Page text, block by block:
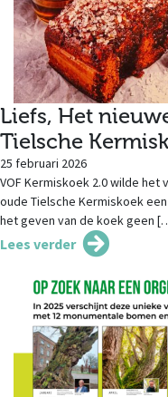
Liefs, Het
Tielsche
25 februari 2026
VOF Kermiskoek 2.0 wilde
oude Tielsche Kermiskoek
het geven van de koek geen
Lees verder